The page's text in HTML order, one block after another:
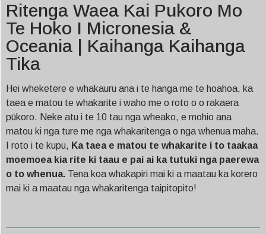
Ritenga Waea Kai Pukoro Mo
Te Hoko I Micronesia &
Oceania | Kaihanga Kaihanga
Tika
Hei wheketere e whakauru ana i te hanga me te hoahoa, ka
taea e matou te whakarite i waho me o roto o o rakaera
pūkoro. Neke atu i te 10 tau nga wheako, e mohio ana
matou ki nga ture me nga whakaritenga o nga whenua maha.
I roto i te kupu, Ka taea e matou te whakarite i to taakaa
moemoea kia rite ki taau e pai ai ka tutuki nga paerewa
o to whenua. Tena koa whakapiri mai ki a maatau ka korero
mai ki a maatau nga whakaritenga taipitopito!